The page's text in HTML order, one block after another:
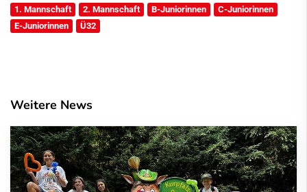
1. Mannschaft 2. Mannschaft B-Juniorinnen
C-Juniorinnen
E-Juniorinnen
Ü32
Weitere News